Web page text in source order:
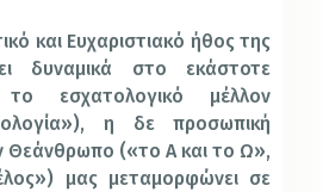
και Ευχαριστιακό ήθος της
δυναμικά στο εκάστοτε
εσχατολογικό μέλλον
η δε προσωπική
Θεάνθρωπο («το Α και το Ω»,
μας μεταμορφώνει σε